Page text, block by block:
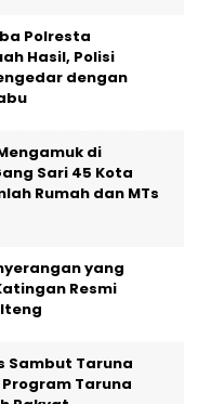
Polresta
Hasil, Polisi
dengan
Mengamuk di
Sari 45 Kota
Rumah dan MTs
yang
Resmi
Sambut Taruna
Taruna